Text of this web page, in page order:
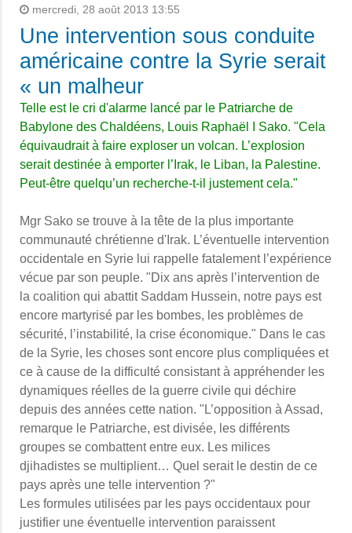
mercredi, 28 août 2013 13:55
Une intervention sous conduite
américaine contre la Syrie serait
« un malheur
Telle est le cri d'alarme lancé par le Patriarche de
Babylone des Chaldéens, Louis Raphaël I Sako. "Cela
équivaudrait à faire exploser un volcan. L’explosion
serait destinée à emporter l’Irak, le Liban, la Palestine.
Peut-être quelqu’un recherche-t-il justement cela."
Mgr Sako se trouve à la tête de la plus importante
communauté chrétienne d'Irak. L’éventuelle intervention
occidentale en Syrie lui rappelle fatalement l’expérience
vécue par son peuple. "Dix ans après l’intervention de
la coalition qui abattit Saddam Hussein, notre pays est
encore martyrisé par les bombes, les problèmes de
sécurité, l’instabilité, la crise économique." Dans le cas
de la Syrie, les choses sont encore plus compliquées et
ce à cause de la difficulté consistant à appréhender les
dynamiques réelles de la guerre civile qui déchire
depuis des années cette nation. "L’opposition à Assad,
remarque le Patriarche, est divisée, les différents
groupes se combattent entre eux. Les milices
djihadistes se multiplient… Quel serait le destin de ce
pays après une telle intervention ?"
Les formules utilisées par les pays occidentaux pour
justifier une éventuelle intervention paraissent